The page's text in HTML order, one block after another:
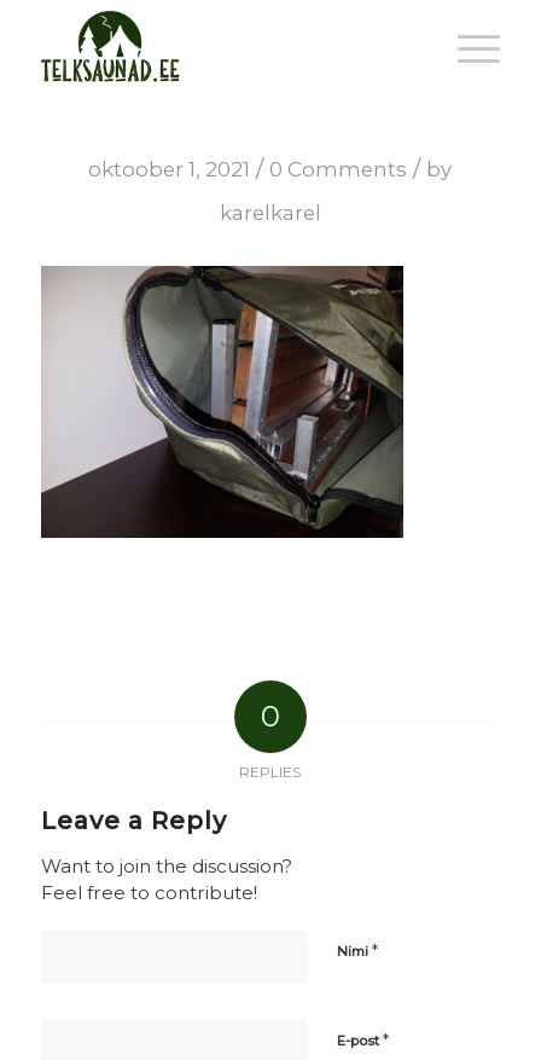
oktoober 1, 2021 / 0 Comments / by
karelkarel
0
REPLIES
Leave a Reply
Want to join the discussion?
Feel free to contribute!
Nimi *
E-post*